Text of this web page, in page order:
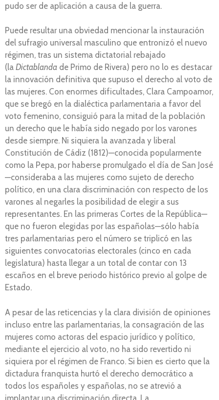
pudo ser de aplicación a causa de la guerra.
Puede resultar una obviedad mencionar la instauración
del sufragio universal masculino que entronizó el nuevo
régimen, tras un sistema dictatorial rebajado
(la Dictablanda de Primo de Rivera) pero no lo es destacar
la innovación definitiva que supuso el derecho al voto de
las mujeres. Con enormes dificultades, Clara Campoamor,
que se bregó en la dialéctica parlamentaria a favor del
voto femenino, consiguió para la mitad de la población
un derecho que le había sido negado por los varones
desde siempre. Ni siquiera la avanzada y liberal
Constitución de Cádiz (1812)—conocida popularmente
como la Pepa, por haberse promulgado el día de San José
—consideraba a las mujeres como sujeto de derecho
político, en una clara discriminación con respecto de los
varones al negarles la posibilidad de elegir a sus
representantes. En las primeras Cortes de la República—
que no fueron elegidas por las españolas—sólo había
tres parlamentarias pero el número se triplicó en las
siguientes convocatorias electorales (cinco en cada
legislatura) hasta llegar a un total de contar con 13
escaños en el breve periodo histórico previo al golpe de
Estado.
A pesar de las reticencias y la clara división de opiniones
incluso entre las parlamentarias, la consagración de las
mujeres como actoras del espacio jurídico y político,
mediante el ejercicio al voto, no ha sido revertido ni
siquiera por el régimen de Franco. Si bien es cierto que la
dictadura franquista hurtó el derecho democrático a
todos los españoles y españolas, no se atrevió a
implantar una discriminación directa. La